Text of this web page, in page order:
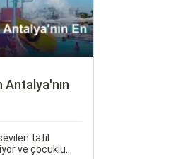
Antalya'nın
tatil
ve çocuklu